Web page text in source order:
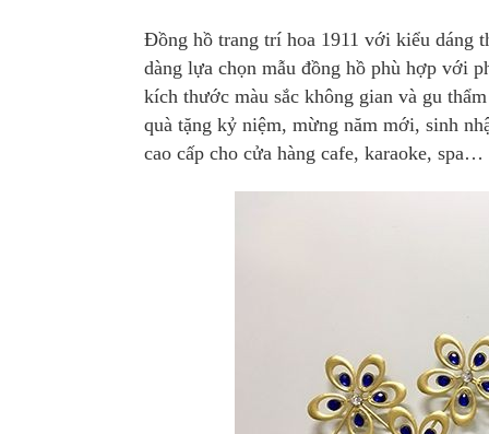
Đồng hồ trang trí hoa 1911 với kiểu dáng
dàng lựa chọn mẫu đồng hồ phù hợp với
kích thước màu sắc không gian và gu
quà tặng kỷ niệm, mừng năm mới, sinh
cao cấp cho cửa hàng cafe, karaoke, spa…